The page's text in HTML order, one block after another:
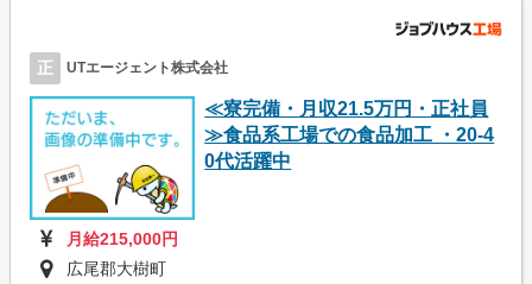
正 UTエージェント株式会社
≪寮完備・月収21.5万円・正社員
≫食品系工場での食品加工 ・20-4
0代活躍中
月給215,000円
広尾郡大樹町